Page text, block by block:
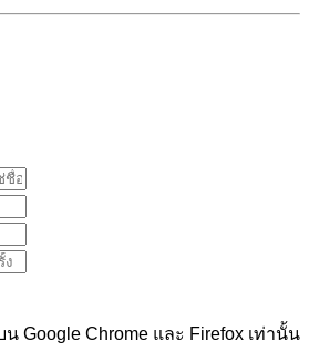
Google Chrome และ Firefox เท่านั้น